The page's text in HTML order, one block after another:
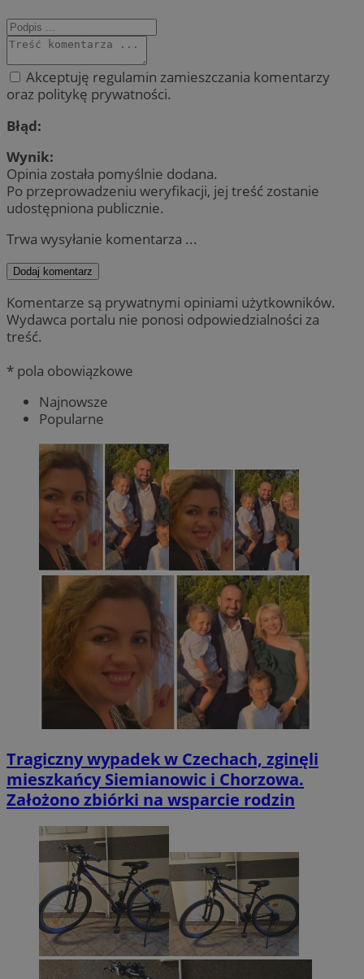
Akceptuję regulamin zamieszczania komentarzy
oraz politykę prywatności.
Błąd:
Wynik:
Opinia została pomyślnie dodana.
Po przeprowadzeniu weryfikacji, jej treść zostanie
udostępniona publicznie.
Trwa wysyłanie komentarza ...
Dodaj komentarz
Komentarze są prywatnymi opiniami użytkowników.
Wydawca portalu nie ponosi odpowiedzialności za
treść.
* pola obowiązkowe
Najnowsze
Popularne
Tragiczny wypadek w Czechach, zginęli
mieszkańcy Siemianowic i Chorzowa.
Założono zbiórki na wsparcie rodzin